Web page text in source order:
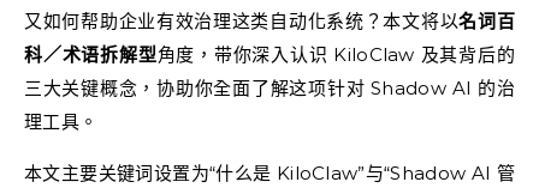
又如何帮助企业有效治理这类自动化系统？本文将以名词百
科／术语拆解型角度，带你深入认识 KiloClaw 及其背后的
三大关键概念，协助你全面了解这项针对 Shadow AI 的治
理工具。
本文主要关键词设置为“什么是 KiloClaw”与“Shadow AI 管